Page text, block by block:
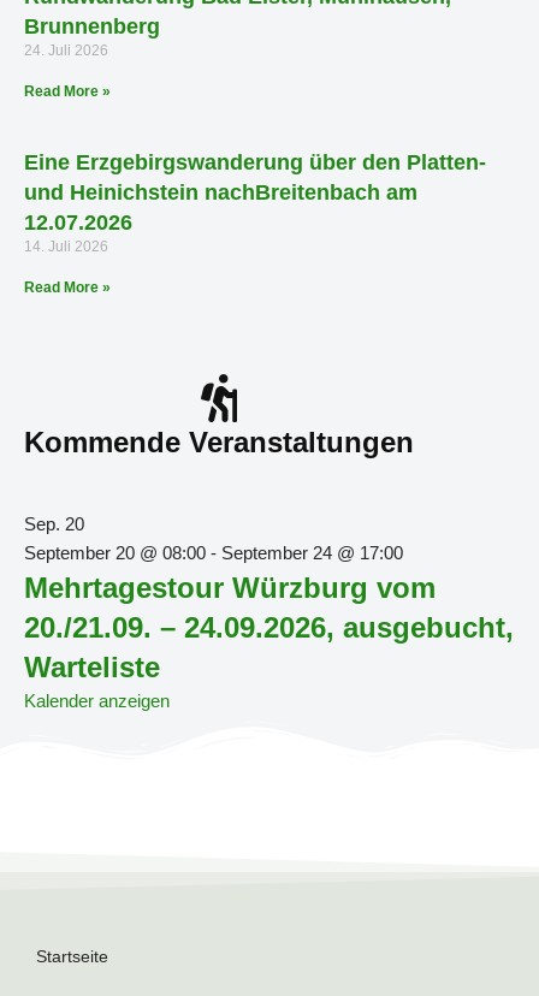
Brunnenberg
24. Juli 2026
Read More »
Eine Erzgebirgswanderung über den Platten-
und Heinichstein nachBreitenbach am
12.07.2026
14. Juli 2026
Read More »
Kommende Veranstaltungen
Sep. 20
September 20 @ 08:00 - September 24 @ 17:00
Mehrtagestour Würzburg vom
20./21.09. – 24.09.2026, ausgebucht,
Warteliste
Kalender anzeigen
Startseite